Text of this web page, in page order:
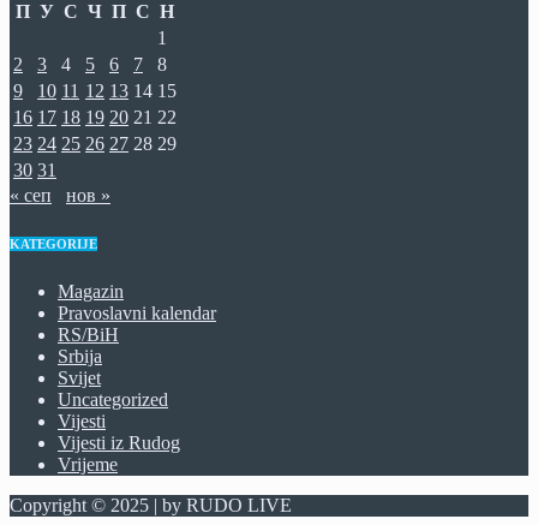
П У С Ч П С Н
1
2
3 4 5 6 7
8
9
10 11 12 13 14 15
16 17 18 19 20 21 22
23 24 25 26 27 28 29
30 31
« сеп
нов »
KATEGORIJE
Magazin
Pravoslavni kalendar
RS/BiH
Srbija
Svijet
Uncategorized
Vijesti
Vijesti iz Rudog
Vrijeme
Copyright © 2025 | by RUDO LIVE